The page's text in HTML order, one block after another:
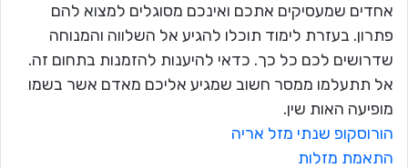
אחדים שמעסיקים אתכם ואינכם מסוגלים למצוא להם
פתרון. בעזרת לימוד תוכלו להגיע אל השלווה והמנוחה
שדרושים לכם כל כך. כדאי להיענות להזמנות בתחום זה.
אל תתעלמו ממסר חשוב שמגיע אליכם מאדם אשר בשמו
מופיעה האות שין.
הורוסקופ שנתי מזל אריה
התאמת מזלות